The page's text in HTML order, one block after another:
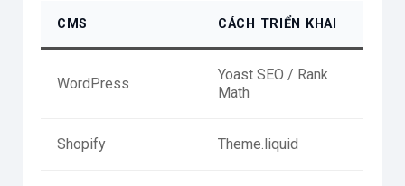
CMS CÁCH TRIỂN KHAI
WordPress
Yoast SEO / Rank
Math
Shopify Theme.liquid